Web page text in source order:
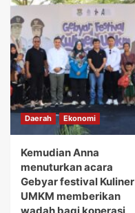
Daerah Ekonomi
Kemudian Anna
menuturkan acara
Gebyar festival Kuliner
UMKM memberikan